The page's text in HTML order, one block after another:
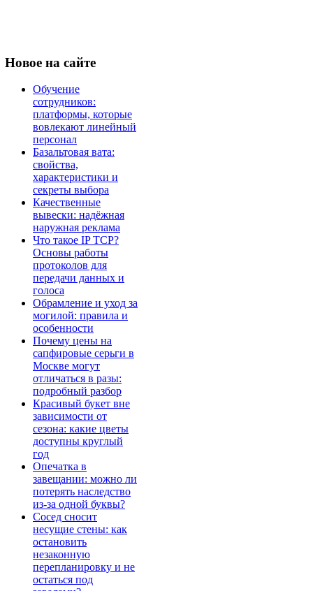
Новое на сайте
Обучение
сотрудников:
платформы, которые
вовлекают линейный
персонал
Базальтовая вата:
свойства,
характеристики и
секреты выбора
Качественные
вывески: надёжная
наружная реклама
Что такое IP TCP?
Основы работы
протоколов для
передачи данных и
голоса
Обрамление и уход за
могилой: правила и
особенности
Почему цены на
сапфировые серьги в
Москве могут
отличаться в разы:
подробный разбор
Красивый букет вне
зависимости от
сезона: какие цветы
доступны круглый
год
Опечатка в
завещании: можно ли
потерять наследство
из-за одной буквы?
Сосед сносит
несущие стены: как
остановить
незаконную
перепланировку и не
остаться под